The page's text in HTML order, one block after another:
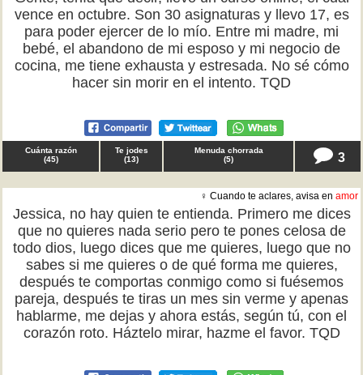
vence en octubre. Son 30 asignaturas y llevo 17, es
para poder ejercer de lo mío. Entre mi madre, mi
bebé, el abandono de mi esposo y mi negocio de
cocina, me tiene exhausta y estresada. No sé cómo
hacer sin morir en el intento. TQD
Cuánta razón
(45)
Te jodes
(13)
Menuda chorrada
(5) 3
♀ Cuando te aclares, avisa en amor
Jessica, no hay quien te entienda. Primero me dices
que no quieres nada serio pero te pones celosa de
todo dios, luego dices que me quieres, luego que no
sabes si me quieres o de qué forma me quieres,
después te comportas conmigo como si fuésemos
pareja, después te tiras un mes sin verme y apenas
hablarme, me dejas y ahora estás, según tú, con el
corazón roto. Háztelo mirar, hazme el favor. TQD